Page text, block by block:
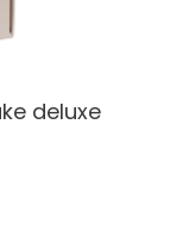
deluxe